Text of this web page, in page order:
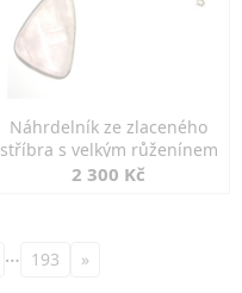
Náhrdelník ze zlaceného
stříbra s velkým růženínem
2 300 Kč
… 193 »